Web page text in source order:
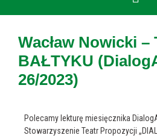
Wacław Nowicki –
BAŁTYKU
26/2023)
Polecamy lekturę miesięcznika
Stowarzyszenie Teatr Propozycji